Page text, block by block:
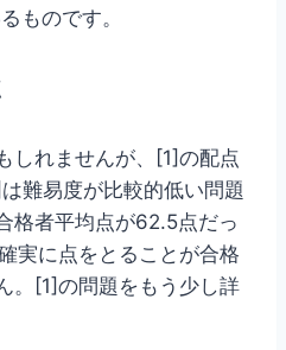
ものです。
しれませんが、[1]の配点
難易度が比較的低い問題
格者平均点が62.5点だっ
実に点をとることが合格
。[1]の問題をもう少し詳